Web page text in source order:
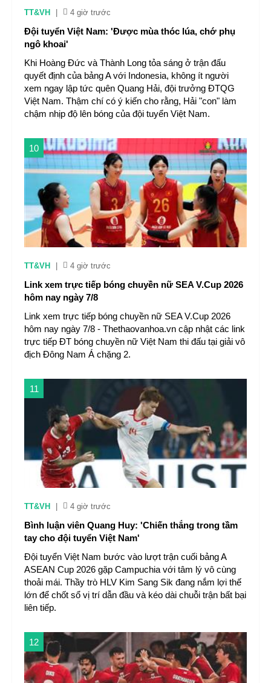
TT&VH 4 giờ trước
Đội tuyển Việt Nam: 'Được mùa thóc lúa, chớ phụ
ngô khoai'
Khi Hoàng Đức và Thành Long tỏa sáng ở trận đấu
quyết định của bảng A với Indonesia, không ít người
xem ngay lập tức quên Quang Hải, đội trưởng ĐTQG
Việt Nam. Thậm chí có ý kiến cho rằng, Hải "con" làm
chậm nhịp độ lên bóng của đội tuyển Việt Nam.
10
TT&VH 4 giờ trước
Link xem trực tiếp bóng chuyền nữ SEA V.Cup 2026
hôm nay ngày 7/8
Link xem trực tiếp bóng chuyền nữ SEA V.Cup 2026
hôm nay ngày 7/8 - Thethaovanhoa.vn cập nhật các link
trực tiếp ĐT bóng chuyền nữ Việt Nam thi đấu tại giải vô
địch Đông Nam Á chặng 2.
11
TT&VH 4 giờ trước
Bình luận viên Quang Huy: 'Chiến thắng trong tầm
tay cho đội tuyển Việt Nam'
Đội tuyển Việt Nam bước vào lượt trận cuối bảng A
ASEAN Cup 2026 gặp Campuchia với tâm lý vô cùng
thoải mái. Thầy trò HLV Kim Sang Sik đang nắm lợi thế
lớn để chốt sổ vị trí dẫn đầu và kéo dài chuỗi trận bất bại
liên tiếp.
12